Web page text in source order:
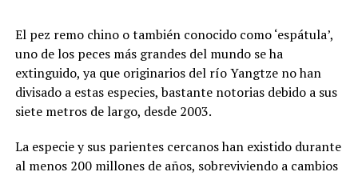
El pez remo chino o también conocido como ‘espátula’,
uno de los peces más grandes del mundo se ha
extinguido, ya que originarios del río Yangtze no han
divisado a estas especies, bastante notorias debido a sus
siete metros de largo, desde 2003.
La especie y sus parientes cercanos han existido durante
al menos 200 millones de años, sobreviviendo a cambios